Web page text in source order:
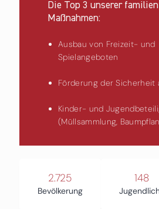
Die Top 3 unserer
Maßnahmen:
Ausbau von Freizeit- und
Spielangeboten
Förderung der Sicherheit
Kinder- und
(Müllsammlung,
2.725
Bevölkerung
148